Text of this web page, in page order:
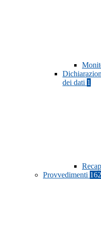
dei dati 1
Provvedimenti 162